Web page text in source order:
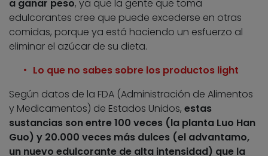
a ganar peso, ya que la gente que toma
edulcorantes cree que puede excederse en otras
comidas, porque ya está haciendo un esfuerzo al
eliminar el azúcar de su dieta.
Lo que no sabes sobre los productos light
Según datos de la FDA (Administración de Alimentos
y Medicamentos) de Estados Unidos, estas
sustancias son entre 100 veces (la planta Luo Han
Guo) y 20.000 veces más dulces (el advantamo,
un nuevo edulcorante de alta intensidad) que la